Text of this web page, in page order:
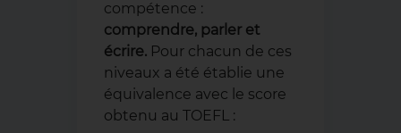
compétence :
comprendre, parler et
écrire. Pour chacun de ces
niveaux a été établie une
équivalence avec le score
obtenu au TOEFL :